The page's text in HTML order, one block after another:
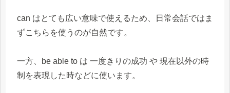
can はとても広い意味で使えるため、日常会話ではま
ずこちらを使うのが自然です。
一方、be able to は 一度きりの成功 や 現在以外の時
制を表現した時などに使います。